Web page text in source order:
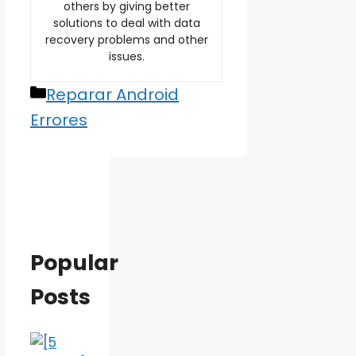
others by giving better
solutions to deal with data
recovery problems and other
issues.
Categories
Reparar Android
Errores
Popular
Posts